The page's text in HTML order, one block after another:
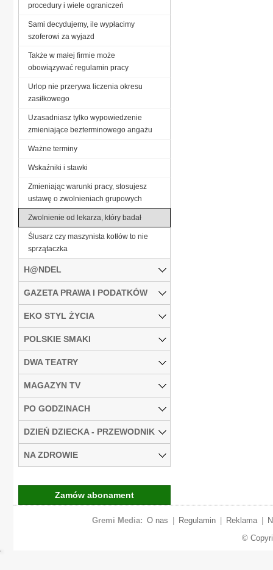
procedury i wiele ograniczeń
Sami decydujemy, ile wypłacimy
szoferowi za wyjazd
Także w małej firmie może
obowiązywać regulamin pracy
Urlop nie przerywa liczenia okresu
zasiłkowego
Uzasadniasz tylko wypowiedzenie
zmieniające bezterminowego angażu
Ważne terminy
Wskaźniki i stawki
Zmieniając warunki pracy, stosujesz
ustawę o zwolnieniach grupowych
Zwolnienie od lekarza, który badał
Ślusarz czy maszynista kotłów to nie
sprzątaczka
H@NDEL
GAZETA PRAWA I PODATKÓW
EKO STYL ŻYCIA
POLSKIE SMAKI
DWA TEATRY
MAGAZYN TV
PO GODZINACH
DZIEŃ DZIECKA - PRZEWODNIK
NA ZDROWIE
Zamów abonament
Gremi Media: O nas Regulamin Reklama
©